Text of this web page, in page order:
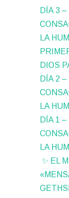
DÍA 3
LA
DIOS
DÍA 2
LA
DÍA 1
LA
✨ EL